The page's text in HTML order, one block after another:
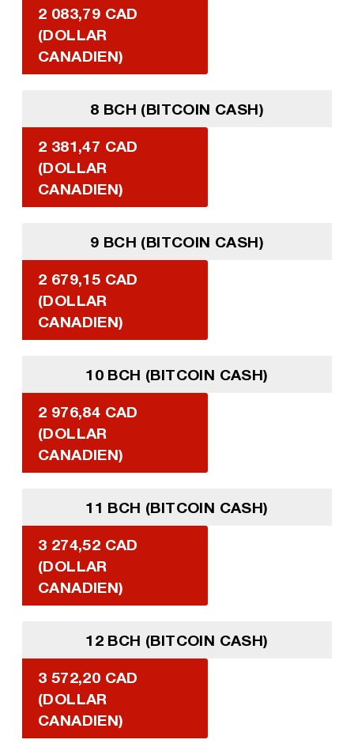
2 083,79 CAD
(DOLLAR
CANADIEN)
8 BCH (BITCOIN CASH)
2 381,47 CAD
(DOLLAR
CANADIEN)
9 BCH (BITCOIN CASH)
2 679,15 CAD
(DOLLAR
CANADIEN)
10 BCH (BITCOIN CASH)
2 976,84 CAD
(DOLLAR
CANADIEN)
11 BCH (BITCOIN CASH)
3 274,52 CAD
(DOLLAR
CANADIEN)
12 BCH (BITCOIN CASH)
3 572,20 CAD
(DOLLAR
CANADIEN)